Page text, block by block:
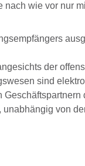
wie vor nur
der
sind
von